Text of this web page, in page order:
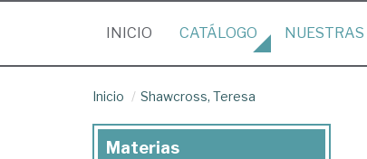
INICIO (CURRENT)
CATÁLOGO NUESTRAS
Inicio Shawcross, Teresa
Materias